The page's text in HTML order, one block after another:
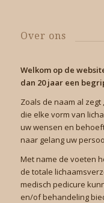
Over ons
Welkom op de
dan 20 jaar een
Zoals de naam al
die elke vorm van
uw wensen en
naar gelang uw
Met name de voeten
de totale
medisch pedicure
en/of behandeling